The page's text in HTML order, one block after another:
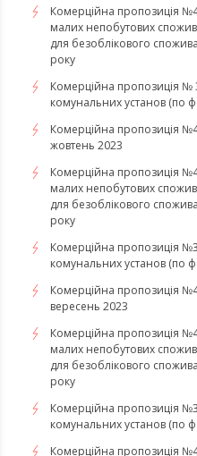
Комерційна пропозиція
малих непобутових
для безоблікового
року
Комерційна пропозиція
комунальних установ (по
Комерційна пропозиція
жовтень 2023
Комерційна пропозиція
малих непобутових
для безоблікового
року
Комерційна пропозиція
комунальних установ (по
Комерційна пропозиція
вересень 2023
Комерційна пропозиція
малих непобутових
для безоблікового
року
Комерційна пропозиція
комунальних установ (по
Комерційна пропозиція